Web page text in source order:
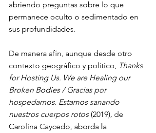
abriendo preguntas sobre lo que
permanece oculto o sedimentado en
sus profundidades.
De manera afín, aunque desde otro
contexto geográfico y político,
Thanks
for Hosting Us. We are Healing our
Broken Bodies / Gracias por
hospedarnos. Estamos sanando
nuestros cuerpos rotos (2019), de
Carolina Caycedo, aborda la